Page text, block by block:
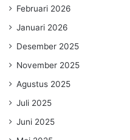
Februari 2026
Januari 2026
Desember 2025
November 2025
Agustus 2025
Juli 2025
Juni 2025